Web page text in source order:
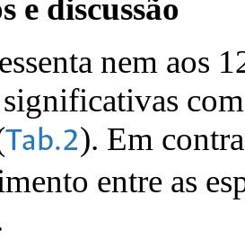
e discussão
nem aos
Tab.2). Em
entre as